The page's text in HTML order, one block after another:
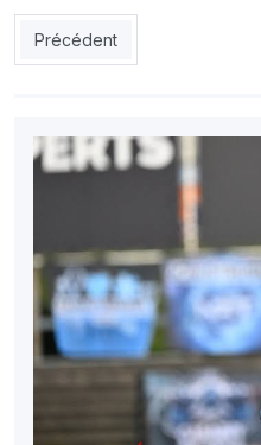
Article précédent : Vahid
Précédent